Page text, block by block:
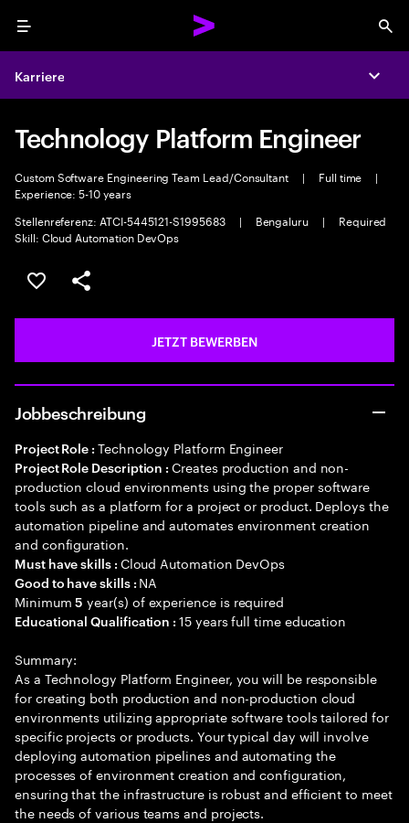
Menu
Karriere
Technology Platform Engineer
Custom Software Engineering Team Lead/Consultant | Full time
|
Experience: 5-10 years
Stellenreferenz: ATCI-5445121-S1995683
| Bengaluru |
Required
Skill: Cloud Automation DevOps
JOB SPEICHERN
Teilen
JETZT BEWERBEN
Jobbeschreibung
Project Role : Technology Platform Engineer
Project Role Description :Creates production and non-
production cloud environments using the proper software
tools such as a platform for a project or product. Deploys the
automation pipeline and automates environment creation
and configuration.
Must have skills : Cloud Automation DevOps
Good to have skills : NA
Minimum5 year(s) of experience is required
Educational Qualification :15 years full time education
Summary:
As a Technology Platform Engineer, you will be responsible
for creating both production and non-production cloud
environments utilizing appropriate software tools tailored for
specific projects or products. Your typical day will involve
deploying automation pipelines and automating the
processes of environment creation and configuration,
ensuring that the infrastructure is robust and efficient to meet
the needs of various teams and projects.